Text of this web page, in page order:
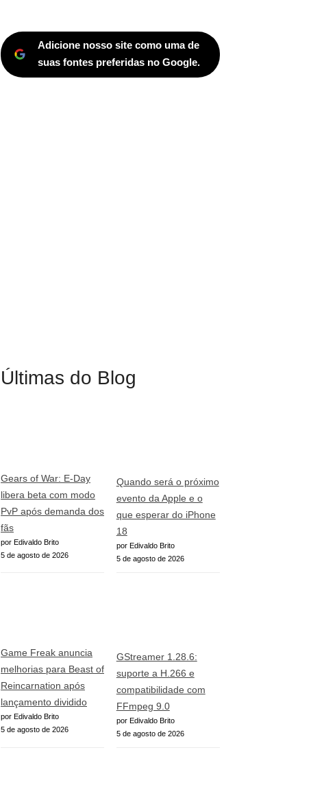
Adicione nosso site como uma de
suas fontes preferidas no Google.
Últimas do Blog
Gears of War: E-Day
libera beta com modo
PvP após demanda dos
fãs
por Edivaldo Brito
5 de agosto de 2026
Quando será o próximo
evento da Apple e o
que esperar do iPhone
18
por Edivaldo Brito
5 de agosto de 2026
Game Freak anuncia
melhorias para Beast of
Reincarnation após
lançamento dividido
por Edivaldo Brito
5 de agosto de 2026
GStreamer 1.28.6:
suporte a H.266 e
compatibilidade com
FFmpeg 9.0
por Edivaldo Brito
5 de agosto de 2026